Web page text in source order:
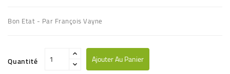
Bon Etat - Par François Vayne
Quantité Ajouter Au Panier